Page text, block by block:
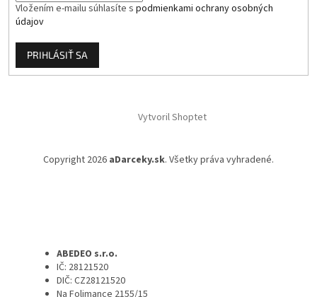
Vložením e-mailu súhlasíte s podmienkami ochrany osobných
údajov
PRIHLÁSIŤ SA
Vytvoril Shoptet
Copyright 2026 aDarceky.sk. Všetky práva vyhradené.
ABEDEO s.r.o.
IČ: 28121520
DIČ: CZ28121520
Na Folimance 2155/15